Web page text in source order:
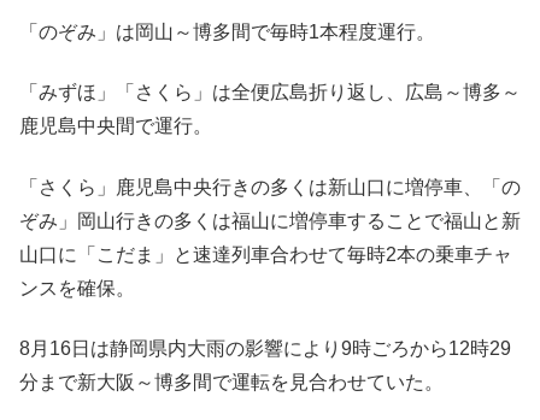
「のぞみ」は岡山～博多間で毎時1本程度運行。
「みずほ」「さくら」は全便広島折り返し、広島～博多～
鹿児島中央間で運行。
「さくら」鹿児島中央行きの多くは新山口に増停車、「の
ぞみ」岡山行きの多くは福山に増停車することで福山と新
山口に「こだま」と速達列車合わせて毎時2本の乗車チャ
ンスを確保。
8月16日は静岡県内大雨の影響により9時ごろから12時29
分まで新大阪～博多間で運転を見合わせていた。